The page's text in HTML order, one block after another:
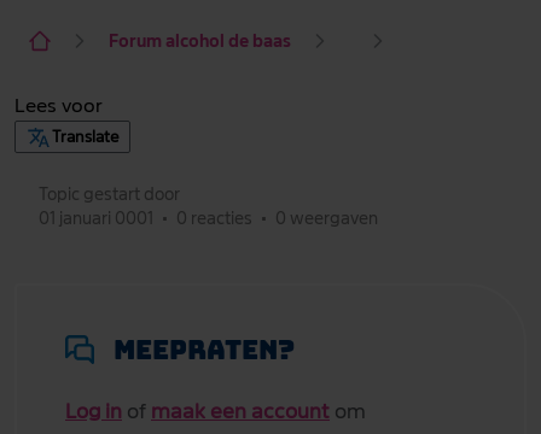
Forum alcohol de baas
Lees voor
Translate
Topic gestart door
01 januari 0001
• 0 reacties • 0 weergaven
Meepraten?
Log in of maak een account om